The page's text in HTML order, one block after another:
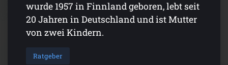
wurde 1957 in Finnland geboren, lebt seit
20 Jahren in Deutschland und ist Mutter
von zwei Kindern.
Ratgeber